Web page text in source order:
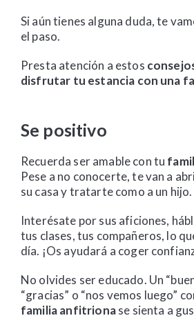
Si aún tienes alguna duda, te
el paso.
Presta atención a estos
disfrutar tu estancia con una
Se positivo
Recuerda ser amable con tu
Pese a no conocerte, te van a
su casa y tratarte como a un hijo.
Interésate por sus aficiones,
tus clases, tus compañeros, lo
día. ¡Os ayudará a coger
No olvides ser educado. Un
“gracias” o “nos vemos luego”
familia anfitrionase sienta a